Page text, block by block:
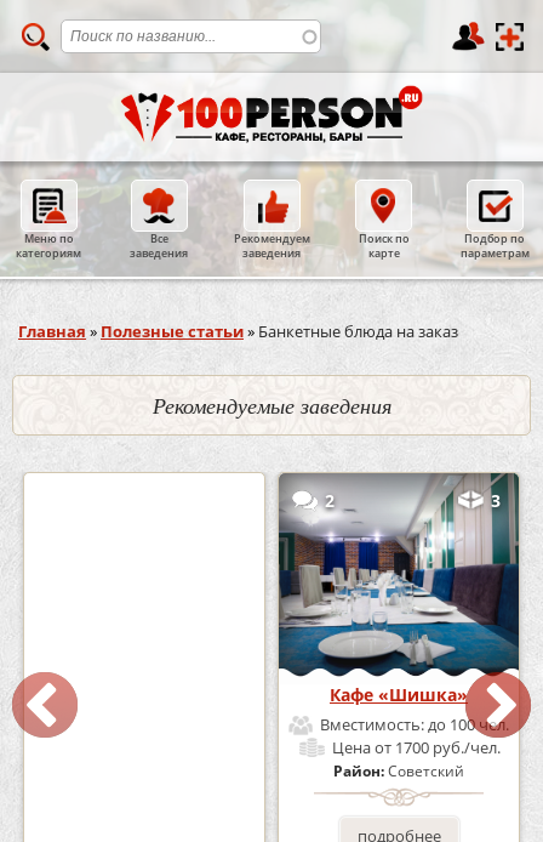
Меню по
категориям
Все
заведения
Рекомендуем
заведения
Поиск по
карте
Подбор по
параметрам
Вы здесь
Главная » Полезные статьи» Банкетные блюда на заказ
Рекомендуемые заведения
Кафе-Бар Бермуды
Вместимость:
2 3
Кафе «Шишка»
Вместимость:до 100 чел.
Ценаот 1700 руб./чел.
Район:Советский
подробнее